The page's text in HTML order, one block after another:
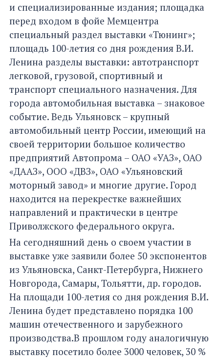
и специализированные издания; площадка
перед входом в фойе Мемцентра
специальный раздел выставки «Тюнинг»;
площадь 100-летия со дня рождения В.И.
Ленина разделы выставки: автотранспорт
легковой, грузовой, спортивный и
транспорт специального назначения. Для
города автомобильная выставка – знаковое
событие. Ведь Ульяновск – крупный
автомобильный центр России, имеющий на
своей территории большое количество
предприятий Автопрома – ОАО «УАЗ», ОАО
«ДААЗ», ООО «ДВЗ», ОАО «Ульяновский
моторный завод» и многие другие. Город
находится на перекрестке важнейших
направлений и практически в центре
Приволжского федерального округа.
На сегодняшний день о своем участии в
выставке уже заявили более 50 экспонентов
из Ульяновска, Санкт-Петербурга, Нижнего
Новгорода, Самары, Тольятти, др. городов.
На площади 100-летия со дня рождения В.И.
Ленина будет представлено порядка 100
машин отечественного и зарубежного
производства.В прошлом году аналогичную
выставку посетило более 3000 человек, 30 %